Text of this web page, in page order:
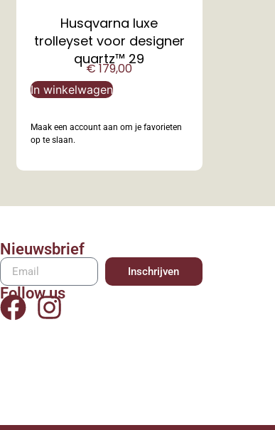
Husqvarna luxe
trolleyset voor designer
quartz™ 29
€179,00
In winkelwagen
Maak een account aan om je favorieten
op te slaan.
Nieuwsbrief
Inschrijven
Follow us